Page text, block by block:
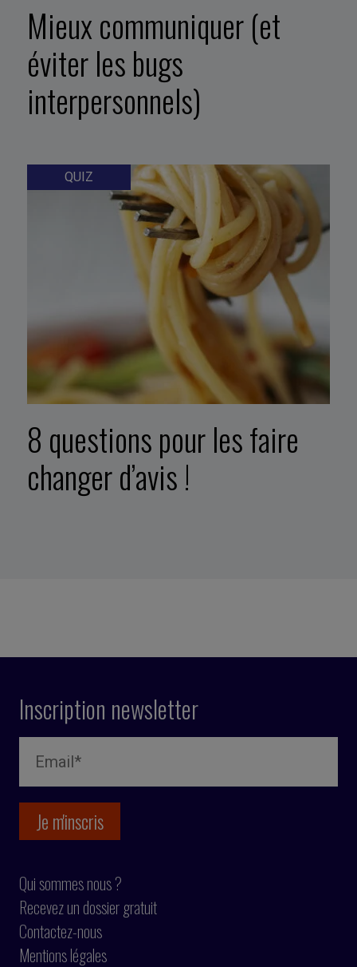
Mieux communiquer (et
éviter les bugs
interpersonnels)
QUIZ
8 questions pour les faire
changer d’avis !
Inscription newsletter
Qui sommes nous ?
Recevez un dossier gratuit
Contactez-nous
Mentions légales